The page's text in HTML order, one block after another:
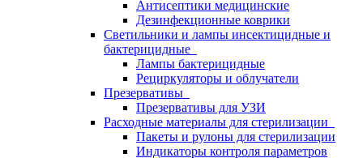
Антисептики медицинские
Дезинфекционные коврики
Светильники и лампы инсектицидные и
бактерицидные
Лампы бактерицидные
Рециркуляторы и облучатели
Презервативы
Презервативы для УЗИ
Расходные материалы для стерилизации
Пакеты и рулоны для стерилизации
Индикаторы контроля параметров